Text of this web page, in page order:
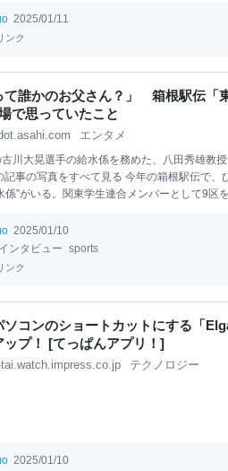
飴月KADOKAWA
n2285gq/ 陰キャでも陽キャでもない、カー
々が始まった。空 き教室でピザを食べたり、
「私、 君といるのが楽しいのかも」「君のせ
2025/01/11
ンク
て誰かのお父さん？」 箱根駅伝「
で思っていたこと
エンタメ
川大晃選手の給水係を務めた、八田秀雄教
記事の写真をすべて見る 今年の箱根駅伝で、
係”がいる。関東学生連合メンバーとして9区
は、運動生理学の第一人者として知られる、同
だった。白髪をなびかせて力走する姿に、ネ
る」「今年のMVP」など賛辞が送られたが、権
らってしまって、
本 当に申し訳ない」 取材
が悪そうに笑った。 八田教授は、運動時のエネ
2025/01/10
インタビュー sports
ンク
ソコンのショートカットにする「
ップ！ [てっぱんアプリ！]
tai.watch.impress.co.jp テクノロジー
2025/01/10